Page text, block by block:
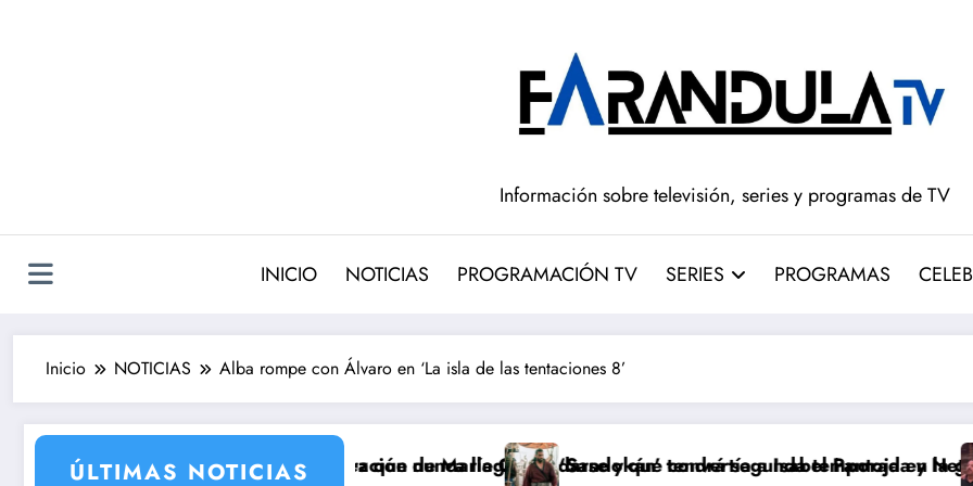
Información sobre televisión, series y programas de TV
INICIO NOTICIAS PROGRAMACIÓN TV SERIES PROGRAMAS
Inicio NOTICIAS Alba rompe con Álvaro en ‘La isla de las tentaciones 8’
ÚLTIMAS NOTICIAS
2 con la incorporación de María Castro
Carmina Ordóñez que nunca llegó a rodarse y que convertía a Isabel Pantoja en la gran antagonista
‘Sandokán’ tendrá segunda temporada y Netflix cambia el futuro
Pepón y Edu